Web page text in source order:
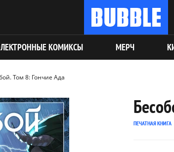
КОМИКСЫ МЕРЧ
Том 8: Гончие Ада
ПЕЧАТНАЯ КНИГА